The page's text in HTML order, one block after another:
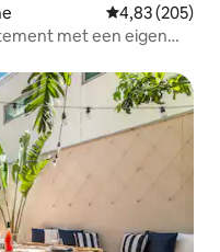
Gemiddelde
4,83 (205)
met een eigen